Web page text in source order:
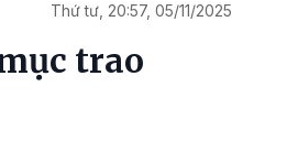
Thứ tư, 20:57, 05/11/2025
trao